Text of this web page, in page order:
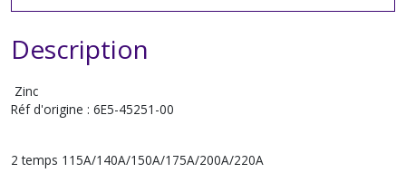
Description
Zinc
Réf d'origine : 6E5-45251-00
2 temps 115A/140A/150A/175A/200A/220A